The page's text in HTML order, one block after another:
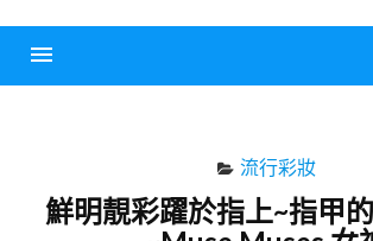
流行彩妝
鮮明靚彩躍於指上~指甲